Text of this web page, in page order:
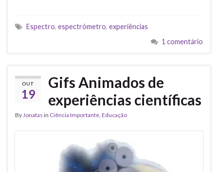
Espectro, espectrómetro, experiências
1 comentário
OUT
19
Gifs Animados de
experiências científicas
By Jonatas in Ciência Importante Educação